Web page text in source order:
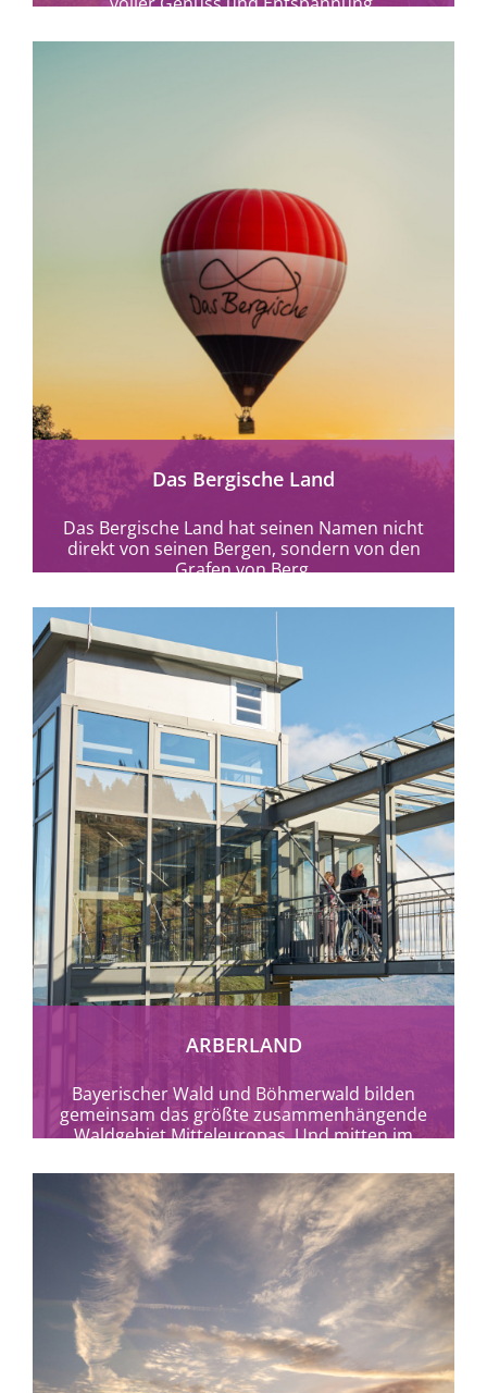
mehr erfahren
Das Bergische Land
Das Bergische Land hat seinen Namen nicht
direkt von seinen Bergen, sondern von den
Grafen von Berg.
mehr erfahren
ARBERLAND
Bayerischer Wald und Böhmerwald bilden
gemeinsam das größte zusammenhängende
Waldgebiet Mitteleuropas. Und mitten im